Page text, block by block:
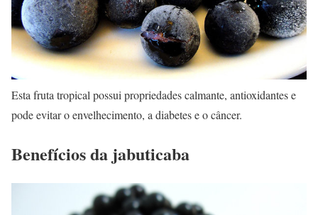
Esta fruta tropical possui propriedades calmante, antioxidantes e
pode evitar o envelhecimento, a diabetes e o câncer.
Benefícios da jabuticaba